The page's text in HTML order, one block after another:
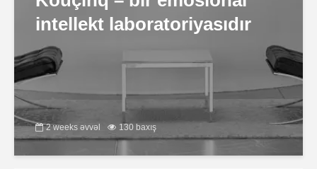
intellekt laboratoriyasıdır
2 weeks əvvəl 130 baxış